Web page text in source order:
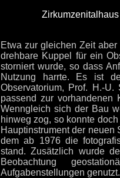
Etwa zur gleichen Zeit
drehbare Kuppel für ein
storniert wurde, so dass
Nutzung harrte. Es ist
Observatorium, Prof. H.-
passend zur vorhandenen
Wenngleich sich der Bau
hinweg zog, so konnte
Hauptinstrument der neuen
dem ab 1976 die
stand. Zusätzlich wurde
Beobachtung
Aufgabenstellungen genutzt.